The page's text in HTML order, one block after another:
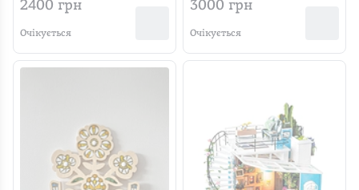
TGB08
2400 грн
Очікується
3000 грн
Очікується